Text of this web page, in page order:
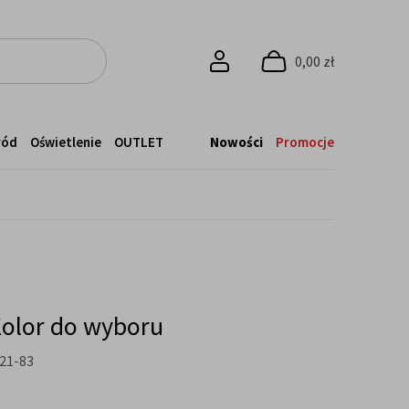
0,00 zł
Nowości Promocje
Oświetlenie OUTLET
do wyboru
83